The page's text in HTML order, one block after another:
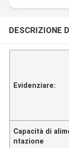
DESCRIZIONE
Evidenziare:
Capacità di
ntazione